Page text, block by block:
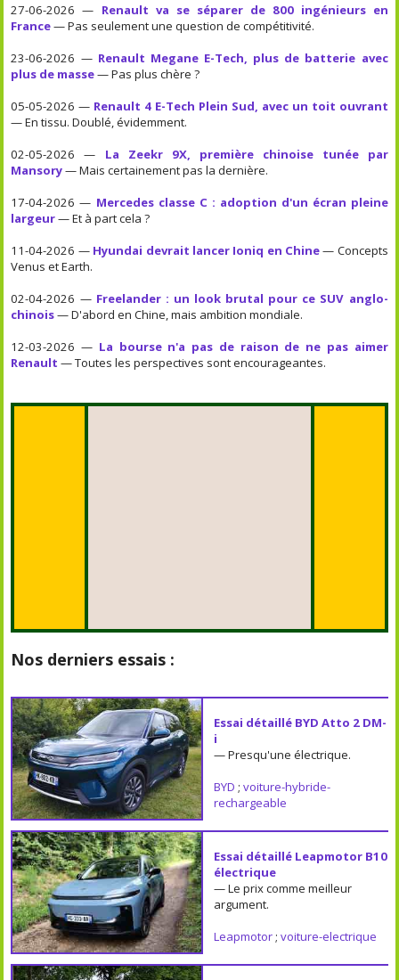
27-06-2026 — Renault va se séparer de 800 ingénieurs en
France— Pas seulement une question de compétitivité.
23-06-2026 — Renault Megane E-Tech, plus de batterie avec
plus de masse— Pas plus chère ?
05-05-2026 — Renault 4 E-Tech Plein Sud, avec un toit ouvrant
— En tissu. Doublé, évidemment.
02-05-2026 — La Zeekr 9X, première chinoise tunée par
Mansory— Mais certainement pas la dernière.
17-04-2026 — Mercedes classe C : adoption d'un écran pleine
largeur— Et à part cela ?
11-04-2026 — Hyundai devrait lancer Ioniq en Chine— Concepts
Venus et Earth.
02-04-2026 — Freelander : un look brutal pour ce SUV anglo-
chinois— D'abord en Chine, mais ambition mondiale.
12-03-2026 — La bourse n'a pas de raison de ne pas aimer
Renault — Toutes les perspectives sont encourageantes.
Nos derniers essais :
Essai détaillé BYD Atto 2 DM-
i
— Presqu'une électrique.
BYD ; voiture-hybride-
rechargeable
Essai détaillé Leapmotor B10
électrique
— Le prix comme meilleur
argument.
Leapmotor; voiture-electrique